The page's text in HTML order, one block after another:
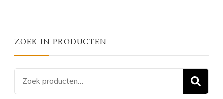
ZOEK IN PRODUCTEN
Zoeken
naar: